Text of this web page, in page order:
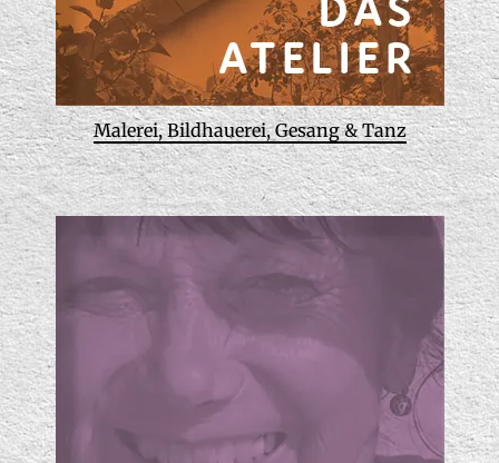
Malerei, Bildhauerei, Gesang & Tanz